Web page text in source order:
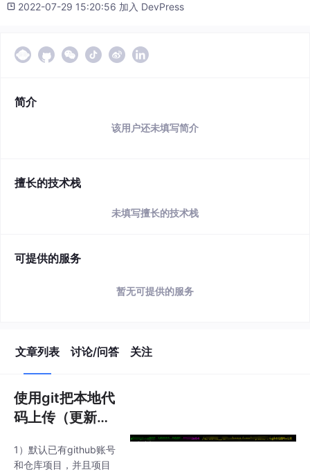
2022-07-29 15:20:56 加入 DevPress
简介
该用户还未填写简介
擅长的技术栈
未填写擅长的技术栈
可提供的服务
暂无可提供的服务
文章列表 讨论/问答 关注
使用git把本地代
码上传（更新）
定分支下
1）默认已有github账号
和仓库项目，并且项目